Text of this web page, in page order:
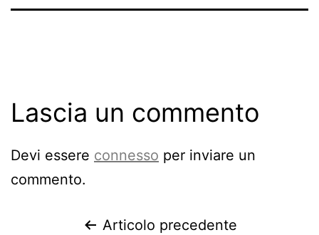
Lascia un commento
Devi essere connesso per inviare un
commento.
Articolo precedente